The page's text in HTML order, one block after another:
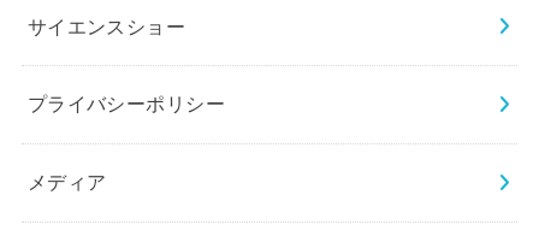
サイエンスショー
プライバシーポリシー
メディア